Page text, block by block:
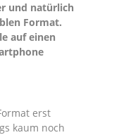
und natürlich
Format.
auf einen
erst
kaum noch